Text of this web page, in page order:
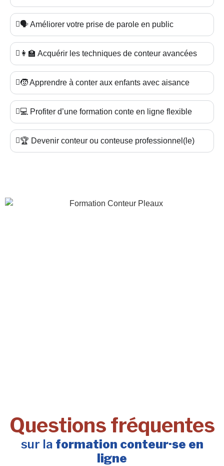
🗣️ Améliorer votre prise de parole en public
👩‍🏫 Acquérir les techniques de conteur avancées
🧒 Apprendre à conter aux enfants avec aisance
💻 Profiter d’une formation conte en ligne flexible
🏆 Devenir conteur ou conteuse professionnel(le)
Questions fréquentes
sur la formation conteur·se en
ligne